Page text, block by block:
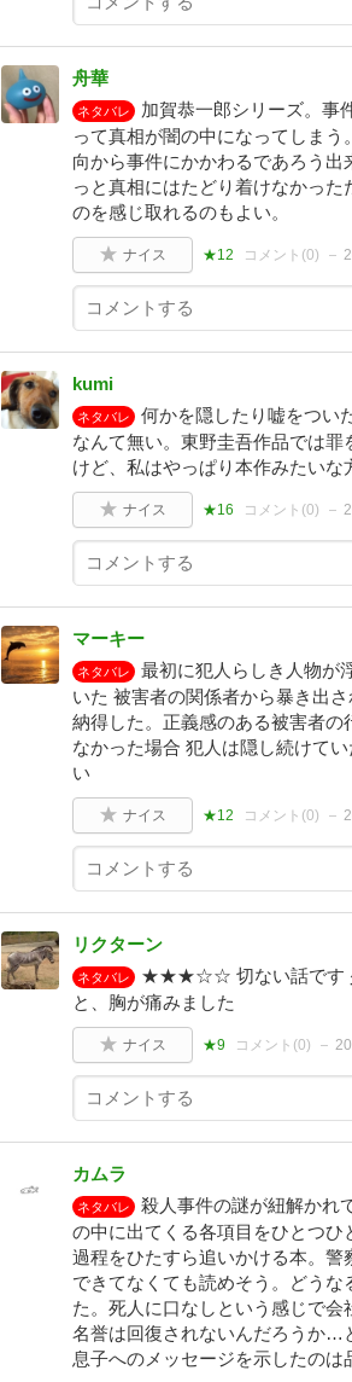
舟華
ネタバレ
加賀恭一郎シリーズ。事
って真相が闇の中になってしま
向から事件にかかわるであろう
っと真相にはたどり着けなかっ
のを感じ取れるのもよい。
ナイス ★12 コメント(0)
kumi
ネタバレ
何かを隠したり嘘をつい
なんて無い。東野圭吾作品では
けど、私はやっぱり本作みたいな
ナイス ★16 コメント(0)
マーキー
ネタバレ
最初に犯人らしき人物が
いた 被害者の関係者から暴き出
納得した。正義感のある被害者
なかった場合 犯人は隠し続けて
い
ナイス ★12 コメント(0)
リクターン
ネタバレ
★★★☆☆ 切ない話です 少
と、胸が痛みました
ナイス ★9 コメント(0)
カムラ
ネタバレ
殺人事件の謎が紐解かれ
の中に出てくる各項目をひとつひ
過程をひたすら追いかける本。警
できてなくても読めそう。どう
た。死人に口なしという感じで
名誉は回復されないんだろうか…
息子へのメッセージを示したの